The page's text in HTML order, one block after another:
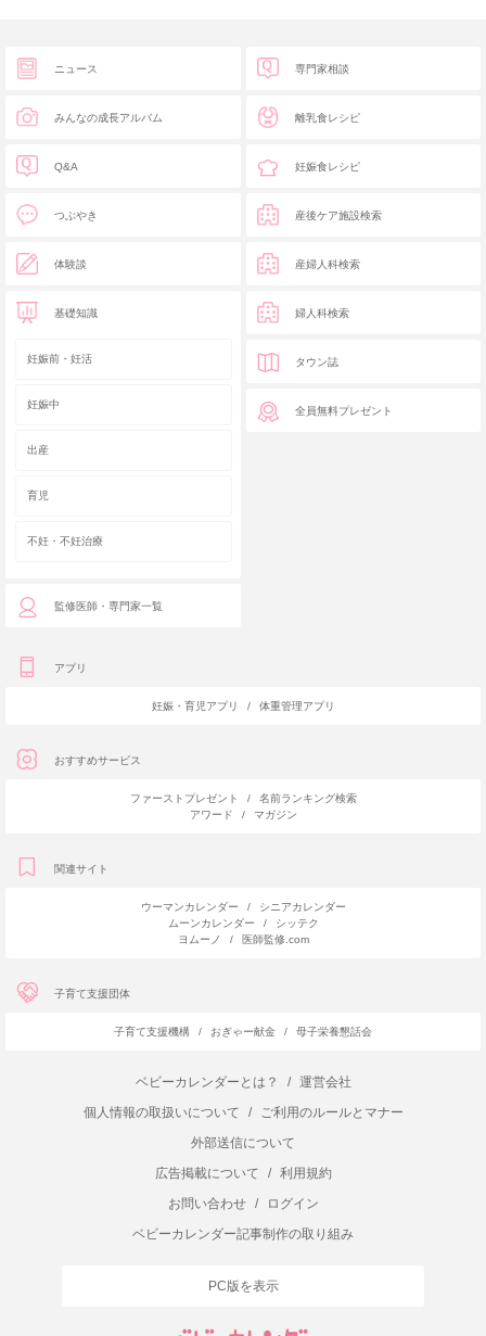
ニュース
みんなの成長アルバム
Q&A
つぶやき
体験談
基礎知識
妊娠前・妊活
妊娠中
出産
育児
不妊・不妊治療
監修医師・専門家一覧
専門家相談
離乳食レシピ
妊娠食レシピ
産後ケア施設検索
産婦人科検索
婦人科検索
タウン誌
全員無料プレゼント
アプリ
妊娠・育児アプリ / 体重管理アプリ
おすすめサービス
ファーストプレゼント /
名前ランキング検索
アワード
/ マガジン
関連サイト
ウーマンカレンダー /
シニアカレンダー
ムーンカレンダー
/
シッテク
ヨムーノ
/ 医師監修.com
子育て支援団体
子育て支援機構 / おぎゃー献金 / 母子栄養懇話会
ベビーカレンダーとは？ /
運営会社
個人情報の取扱いについて
/
ご利用のルールとマナー
外部送信について
広告掲載について
/
利用規約
お問い合わせ
/
ログイン
ベビーカレンダー記事制作の取り組み
PC版を表示